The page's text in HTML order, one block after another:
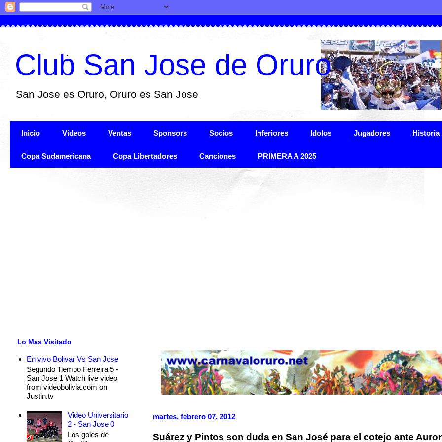
Club San Jose de Oruro
San Jose es Oruro, Oruro es San Jose
Inicio Videos Ventas Sponsors Socios Inferiores Idolos Jugadores Historia
Copa Sudamericana Copa Libertadores Canciones PRIMERA A 2025
martes, febrero 07, 2012
Suárez y Pintos son duda en San José para el cotejo ante
Lo Mas Visitado
En vivo Bolivar Vs San Jose
Segundo Tiempo Ferreira 5 -
San Jose 1 Watch live video
from videobolivia.com on
Justin.tv
Video Universitario
2 - San Jose 0
Los goles de